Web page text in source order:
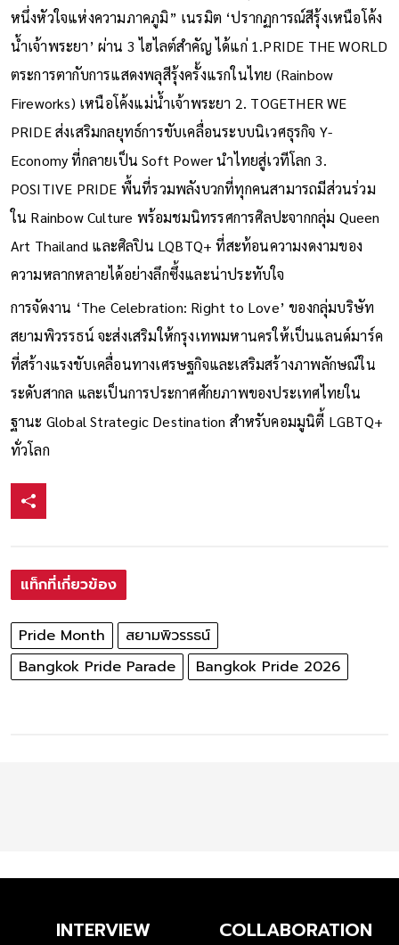
หนึ่งหัวใจแห่งความภาคภูมิ” เนรมิต ‘ปรากฏการณ์สีรุ้งเหนือโค้ง
น้ำเจ้าพระยา’ ผ่าน 3 ไฮไลต์สำคัญ ได้แก่ 1.PRIDE THE WORLD
ตระการตากับการแสดงพลุสีรุ้งครั้งแรกในไทย (Rainbow
Fireworks) เหนือโค้งแม่น้ำเจ้าพระยา 2. TOGETHER WE
PRIDE ส่งเสริมกลยุทธ์การขับเคลื่อนระบบนิเวศธุรกิจ Y-
Economy ที่กลายเป็น Soft Power นำไทยสู่เวทีโลก 3.
POSITIVE PRIDE พื้นที่รวมพลังบวกที่ทุกคนสามารถมีส่วนร่วม
ใน Rainbow Culture พร้อมชมนิทรรศการศิลปะจากกลุ่ม Queen
Art Thailand และศิลปิน LQBTQ+ ที่สะท้อนความงดงามของ
ความหลากหลายได้อย่างลึกซึ้งและน่าประทับใจ
การจัดงาน ‘The Celebration: Right to Love’ ของกลุ่มบริษัท
สยามพิวรรธน์ จะส่งเสริมให้กรุงเทพมหานครให้เป็นแลนด์มาร์ค
ที่สร้างแรงขับเคลื่อนทางเศรษฐกิจและเสริมสร้างภาพลักษณ์ใน
ระดับสากล และเป็นการประกาศศักยภาพของประเทศไทยใน
ฐานะ Global Strategic Destination สำหรับคอมมูนิตี้ LGBTQ+
ทั่วโลก
แท็กที่เกี่ยวข้อง
Pride Month
สยามพิวรรธน์
Bangkok Pride Parade
Bangkok Pride 2026
INTERVIEW COLLABORATION